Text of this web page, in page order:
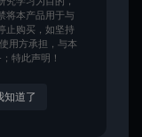
制，对设备进
和管理功能，以
作，为用户提供
将本产品用于与
止购买，如坚持
用方承担，与本
特此声明！
知道了